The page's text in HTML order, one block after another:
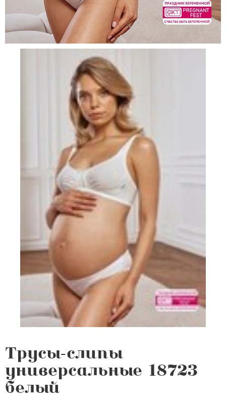
Трусы-слипы
универсальные 18723
белый